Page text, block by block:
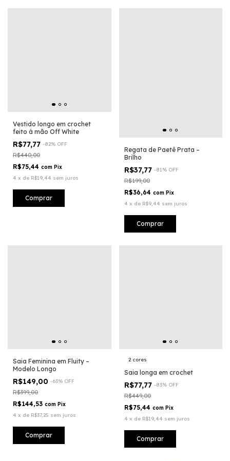
Vestido longo em crochet
feito á mão Off White
R$77,77 -82% OFF
R$440,00
R$75,44 com Pix
4 x de R$19,44 sem juros
Comprar
Regata de Paetê Prata –
Brilho
R$37,77 -81% OFF
R$199,00
R$36,64 com Pix
4 x de R$9,44 sem juros
Comprar
Saia Feminina em Fluity –
Modelo Longo
R$149,00 -63% OFF
R$399,00
R$144,53 com Pix
4 x de R$37,25 sem juros
Comprar
2 cores
Saia longa em crochet
R$77,77 -83% OFF
R$449,00
R$75,44 com Pix
4 x de R$19,44 sem juros
Comprar